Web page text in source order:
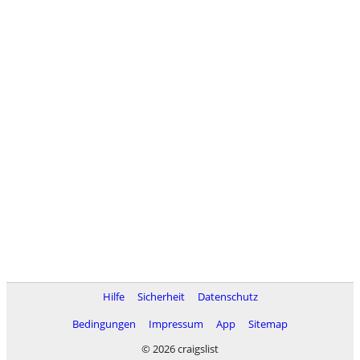
Hilfe Sicherheit
Datenschutz
Bedingungen
Impressum App
Sitemap
© 2026 craigslist